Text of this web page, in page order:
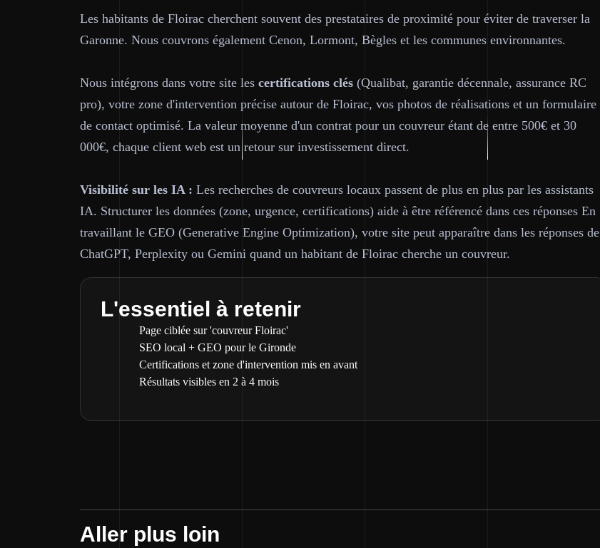
Les habitants de Floirac cherchent souvent des prestataires de proximité pour éviter de traverser la
Garonne. Nous couvrons également Cenon, Lormont, Bègles et les communes environnantes.
Nous intégrons dans votre site les certifications clés (Qualibat, garantie décennale, assurance RC
pro), votre zone d'intervention précise autour de Floirac, vos photos de réalisations et un formulaire
de contact optimisé. La valeur moyenne d'un contrat pour un couvreur étant de entre 500€ et 30
000€, chaque client web est un retour sur investissement direct.
Visibilité sur les IA : Les recherches de couvreurs locaux passent de plus en plus par les assistants
IA. Structurer les données (zone, urgence, certifications) aide à être référencé dans ces réponses En
travaillant le GEO (Generative Engine Optimization), votre site peut apparaître dans les réponses de
ChatGPT, Perplexity ou Gemini quand un habitant de Floirac cherche un couvreur.
L'essentiel à retenir
Page ciblée sur 'couvreur Floirac'
SEO local + GEO pour le Gironde
Certifications et zone d'intervention mis en avant
Résultats visibles en 2 à 4 mois
Aller plus loin